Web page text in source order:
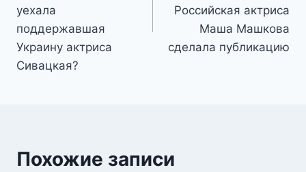
уехала
поддержавшая
Украину актриса
Сивацкая?
Российская актриса
Маша Машкова
сделала публикацию
Похожие записи